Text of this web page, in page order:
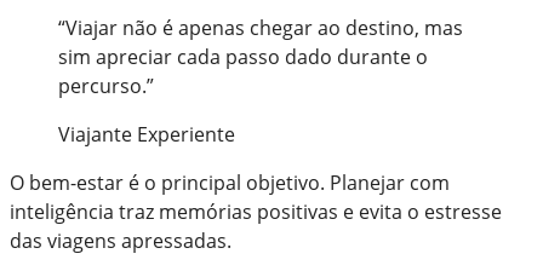
“Viajar não é apenas chegar ao destino, mas
sim apreciar cada passo dado durante o
percurso.”
Viajante Experiente
O bem-estar é o principal objetivo. Planejar com
inteligência traz memórias positivas e evita o estresse
das viagens apressadas.